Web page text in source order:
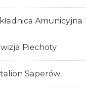
Amunicyjna
Piechoty
Saperów